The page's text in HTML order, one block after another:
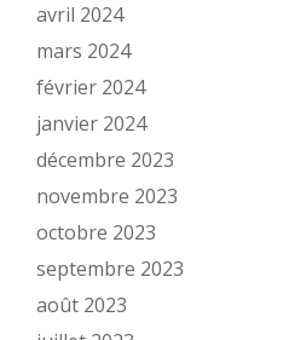
avril 2024
mars 2024
février 2024
janvier 2024
décembre 2023
novembre 2023
octobre 2023
septembre 2023
août 2023